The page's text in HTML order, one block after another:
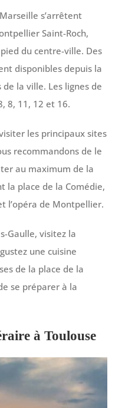
s’arrêtent
Saint-Roch,
du centre-ville. Des
disponibles depuis la
la ville. Les lignes de
8, 11, 12 et 16.
les principaux sites
recommandons de le
au maximum de la
la place de la Comédie,
l’opéra de Montpellier.
Gaulle, visitez la
une cuisine
de la place de la
se préparer à la
à Toulouse